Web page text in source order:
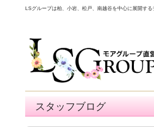
LSグループは柏、小岩、松戸、南越谷を中心に展開す
スタッフブログ